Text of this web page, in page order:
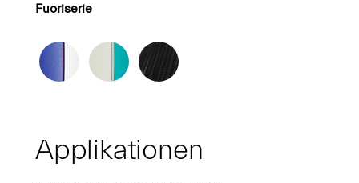
Fuoriserie
Applikationen